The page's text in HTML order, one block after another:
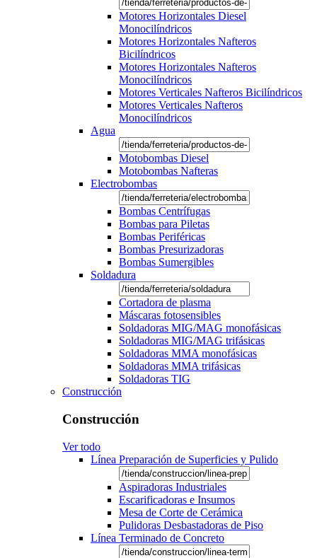
Motores Horizontales Diesel
Monocilíndricos
Motores Horizontales Nafteros
Bicilíndricos
Motores Horizontales Nafteros
Monocilíndricos
Motores Verticales Nafteros Bicilíndricos
Motores Verticales Nafteros
Monocilíndricos
Agua
Motobombas Diesel
Motobombas Nafteras
Electrobombas
Bombas Centrífugas
Bombas para Piletas
Bombas Periféricas
Bombas Presurizadoras
Bombas Sumergibles
Soldadura
Cortadora de plasma
Máscaras fotosensibles
Soldadoras MIG/MAG monofásicas
Soldadoras MIG/MAG trifásicas
Soldadoras MMA monofásicas
Soldadoras MMA trifásicas
Soldadoras TIG
Construcción
Construcción
Ver todo
Línea Preparación de Superficies y Pulido
Aspiradoras Industriales
Escarificadoras e Insumos
Mesa de Corte de Cerámica
Pulidoras Desbastadoras de Piso
Línea Terminado de Concreto